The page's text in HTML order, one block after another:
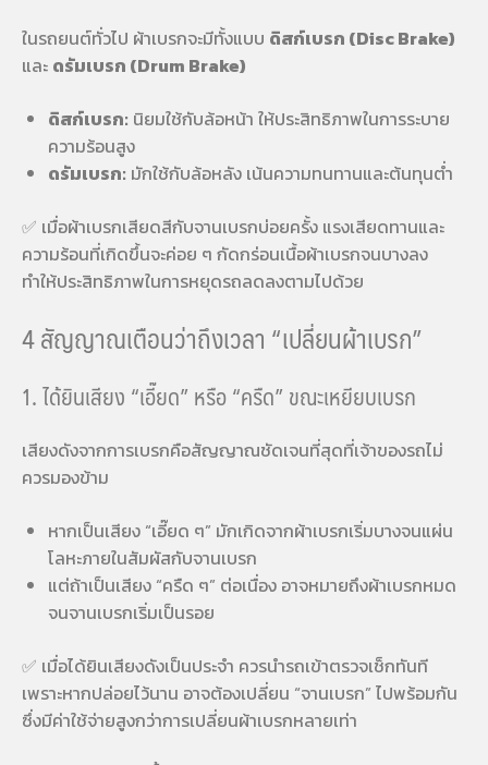
ในรถยนต์ทั่วไป ผ้าเบรกจะมีทั้งแบบ ดิสก์เบรก (Disc Brake)
และ ดรัมเบรก (Drum Brake)
ดิสก์เบรก: นิยมใช้กับล้อหน้า ให้ประสิทธิภาพในการระบาย
ความร้อนสูง
ดรัมเบรก: มักใช้กับล้อหลัง เน้นความทนทานและต้นทุนต่ำ
✅ เมื่อผ้าเบรกเสียดสีกับจานเบรกบ่อยครั้ง แรงเสียดทานและ
ความร้อนที่เกิดขึ้นจะค่อย ๆ กัดกร่อนเนื้อผ้าเบรกจนบางลง
ทำให้ประสิทธิภาพในการหยุดรถลดลงตามไปด้วย
4 สัญญาณเตือนว่าถึงเวลา “เปลี่ยนผ้าเบรก”
1. ได้ยินเสียง “เอี๊ยด” หรือ “ครืด” ขณะเหยียบเบรก
เสียงดังจากการเบรกคือสัญญาณชัดเจนที่สุดที่เจ้าของรถไม่
ควรมองข้าม
หากเป็นเสียง “เอี๊ยด ๆ” มักเกิดจากผ้าเบรกเริ่มบางจนแผ่น
โลหะภายในสัมผัสกับจานเบรก
แต่ถ้าเป็นเสียง “ครืด ๆ” ต่อเนื่อง อาจหมายถึงผ้าเบรกหมด
จนจานเบรกเริ่มเป็นรอย
✅ เมื่อได้ยินเสียงดังเป็นประจำ ควรนำรถเข้าตรวจเช็กทันที
เพราะหากปล่อยไว้นาน อาจต้องเปลี่ยน “จานเบรก” ไปพร้อมกัน
ซึ่งมีค่าใช้จ่ายสูงกว่าการเปลี่ยนผ้าเบรกหลายเท่า